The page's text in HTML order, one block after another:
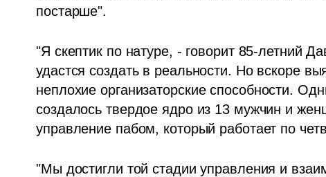
постарше".
"Я скептик по натуре, - говорит 85-летний
удастся создать в реальности. Но вскоре
неплохие организаторские способности.
создалось твердое ядро из 13 мужчин и
управление пабом, который работает по
"Мы достигли той стадии управления и